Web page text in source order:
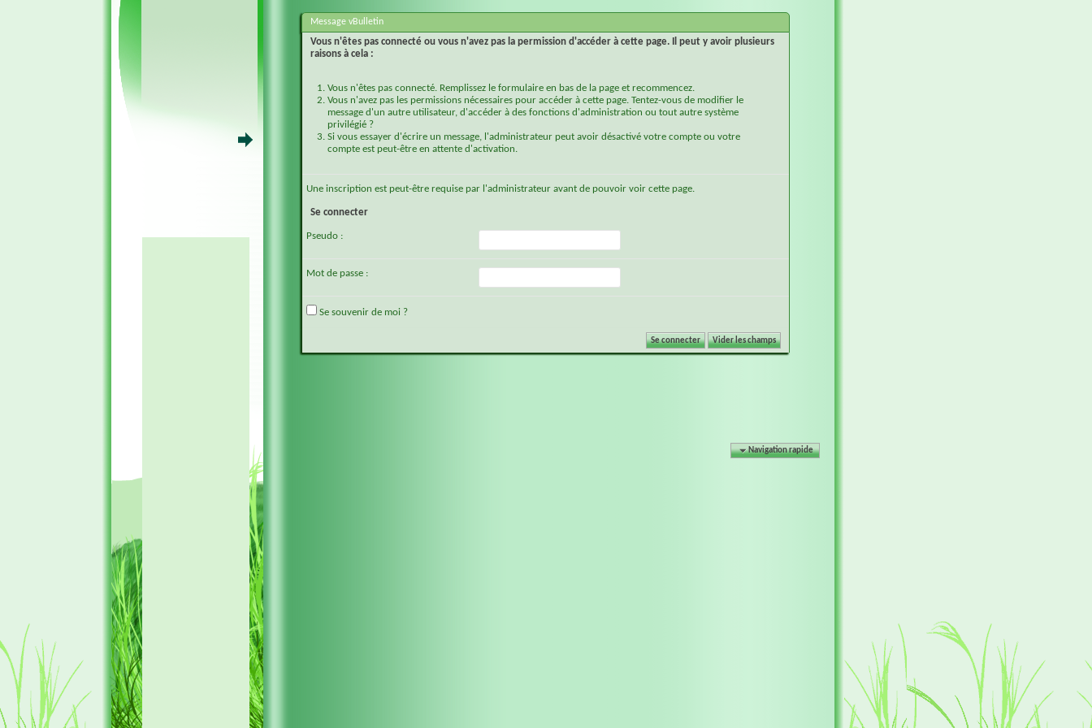
Message vBulletin
Vous n'êtes pas connecté ou vous n'avez pas la permission d'accéder à cette page. Il peut y avoir plusieurs
raisons à cela :
Vous n'êtes pas connecté. Remplissez le formulaire en bas de la page et recommencez.
Vous n'avez pas les permissions nécessaires pour accéder à cette page. Tentez-vous de modifier le
message d'un autre utilisateur, d'accéder à des fonctions d'administration ou tout autre système
privilégié ?
Si vous essayer d'écrire un message, l'administrateur peut avoir désactivé votre compte ou votre
compte est peut-être en attente d'activation.
Une inscription est peut-être requise par l'administrateur avant de pouvoir voir cette page.
Se connecter
Pseudo :
Mot de passe :
Se souvenir de moi ?
Navigation rapide